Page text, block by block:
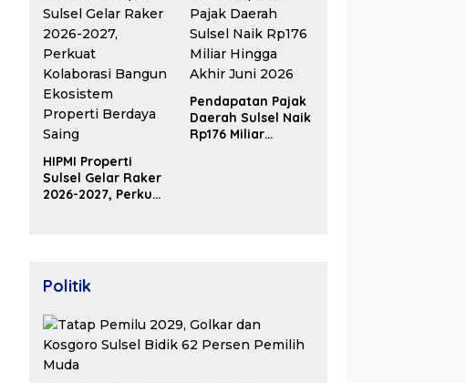
HIPMI Properti
Sulsel Gelar Raker
2026-2027, Perkuat
Pendapatan Pajak
Daerah Sulsel Naik
Rp176 Miliar
Politik